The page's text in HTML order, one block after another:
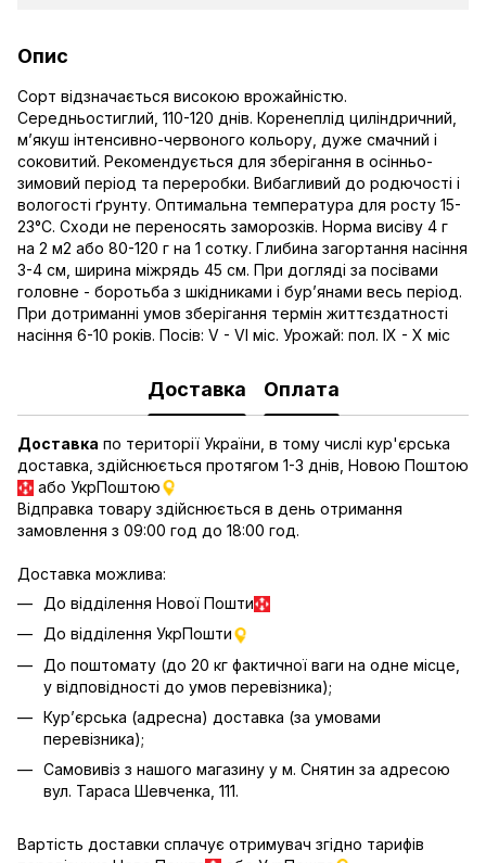
Опис
Сорт відзначається високою врожайністю.
Середньостиглий, 110-120 днів. Коренеплід циліндричний,
м’якуш інтенсивно-червоного кольору, дуже смачний і
соковитий. Рекомендується для зберігання в осінньо-
зимовий період та переробки. Вибагливий до родючості і
вологості ґрунту. Оптимальна температура для росту 15-
23°С. Сходи не переносять заморозків. Норма висіву 4 г
на 2 м2 або 80-120 г на 1 сотку. Глибина загортання насіння
3-4 см, ширина міжрядь 45 см. При догляді за посівами
головне - боротьба з шкідниками і бур’янами весь період.
При дотриманні умов зберігання термін життєздатності
насіння 6-10 років. Посів: V - VI міс. Урожай: пол. IX - X міс
Доставка Оплата
Доставка по території України, в тому числі кур'єрська
доставка, здійснюється протягом 1-3 днів, Новою Поштою
або УкрПоштою
Відправка товару здійснюється в день отримання
замовлення з 09:00 год до 18:00 год.
Доставка можлива:
До відділення Нової Пошти
До відділення УкрПошти
До поштомату (до 20 кг фактичної ваги на одне місце,
у відповідності до умов перевізника);
Кур’єрська (адресна) доставка (за умовами
перевізника);
Самовивіз з нашого магазину у м. Снятин за адресою
вул. Тараса Шевченка, 111.
Вартість доставки сплачує отримувач згідно тарифів